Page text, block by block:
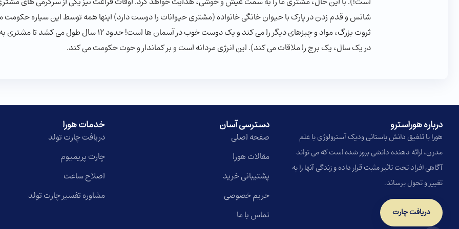
شانس و قدم زدن در پارک با حیوان خانگی خانواده (مشتری حیوانات را دوست دارد) اینها همه توسط این سیاره
ثروت بزرگ، مواد و چیزهای دیگر را می کند و یک دوست خوب در
در یک سال، یک برج را ملاقات می کند). این انرژی مردانه است و بر کماندار و حوت حکومت می کند.
درباره هوراسترو​
هورا با تلفیق دانش باستانی ودیک آسترولوژی با علم
مدرن، ارائه دهنده دانشی بروز شده است که می تواند
آگاهی افراد تحت تاثیر مثبت قرار داده و زندگی آنها را به
تغییر و تحول برساند.
دریافت چارت
دسترسی آسان
صفحه اصلی
مقالات هورا
پشتیبانی خرید
حریم خصوصی
تماس با ما
خدمات هورا
دریافت چارت تولد
چارت پریمیوم
اصلاح ساعت
مشاوره تفسیر چارت تولد